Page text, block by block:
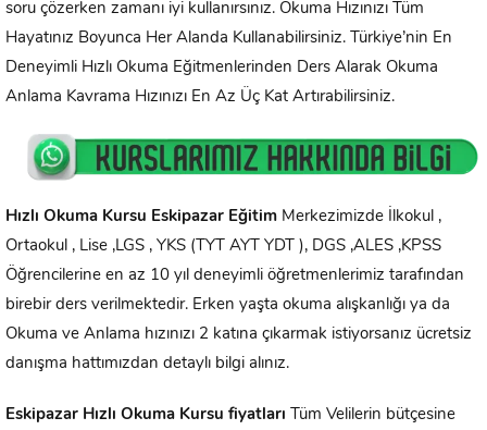
soru çözerken zamanı iyi kullanırsınız. Okuma Hızınızı Tüm
Hayatınız Boyunca Her Alanda Kullanabilirsiniz. Türkiye’nin En
Deneyimli Hızlı Okuma Eğitmenlerinden Ders Alarak Okuma
Anlama Kavrama Hızınızı En Az Üç Kat Artırabilirsiniz.
Hızlı Okuma Kursu Eskipazar Eğitim Merkezimizde İlkokul ,
Ortaokul , Lise ,LGS , YKS (TYT AYT YDT ), DGS ,ALES ,KPSS
Öğrencilerine en az 10 yıl deneyimli öğretmenlerimiz tarafından
birebir ders verilmektedir. Erken yaşta okuma alışkanlığı ya da
Okuma ve Anlama hızınızı 2 katına çıkarmak istiyorsanız ücretsiz
danışma hattımızdan detaylı bilgi alınız.
Eskipazar Hızlı Okuma Kursu fiyatları Tüm Velilerin bütçesine